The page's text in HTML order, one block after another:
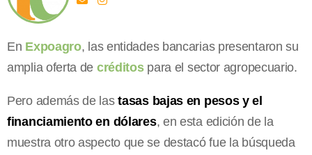
En Expoagro, las entidades bancarias presentaron su
amplia oferta de créditospara el sector agropecuario.
Pero además de lastasas bajas en pesos y el
financiamiento en dólares, en esta edición de la
muestra otro aspecto que se destacó fue la búsqueda